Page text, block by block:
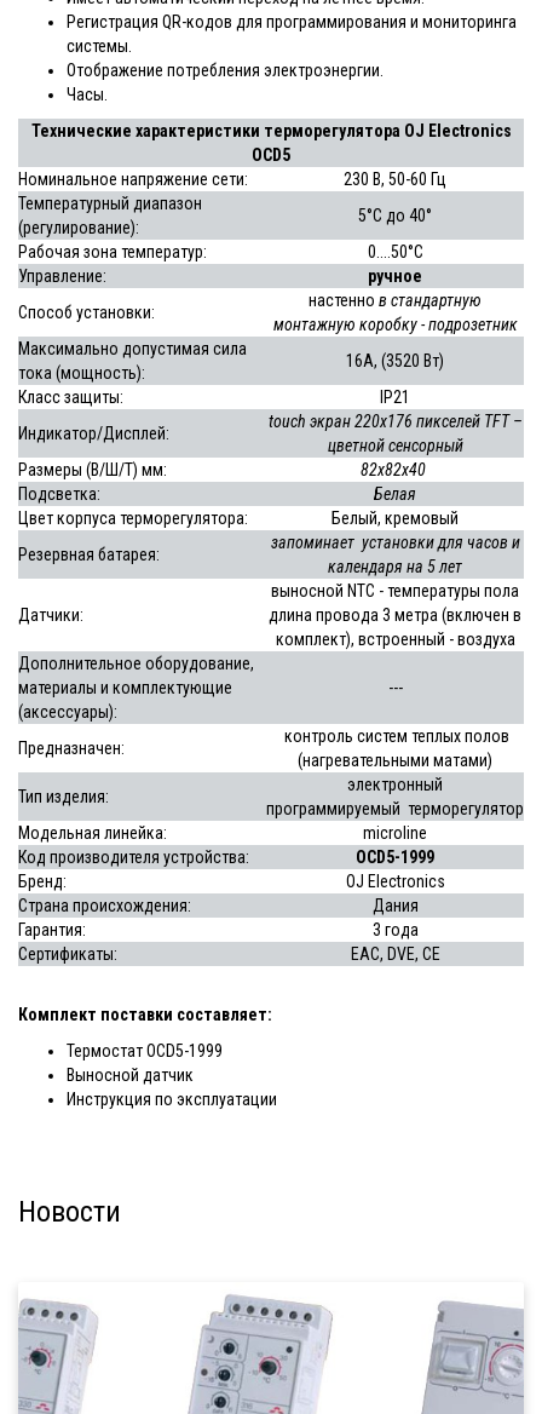
Регистрация QR-кодов для программирования и мониторинга
системы.
Отображение потребления электроэнергии.
Часы.
Технические характеристики терморегулятора OJ Electronics
OCD5
Номинальное напряжение сети:
230 В, 50-60 Гц
Температурный диапазон
(регулирование):
5°C до 40°
Рабочая зона температур:
0....50°С
Управление:
ручное
Способ установки:
настенно в стандартную
монтажную коробку - подрозетник
Максимально допустимая сила
тока (мощность):
16А, (3520 Вт)
Класс защиты:
IP21
Индикатор/Дисплей:
touch экран 220x176 пикселей TFT –
цветной сенсорный
Размеры (В/Ш/Т) мм:
82x82x40
Подсветка:
Белая
Цвет корпуса терморегулятора:
Белый, кремовый
Резервная батарея:
запоминает установки для часов и
календаря на 5 лет
Датчики:
выносной NTC - температуры пола
длина провода 3 метра (включен в
комплект), встроенный - воздуха
Дополнительное оборудование,
материалы и комплектующие
(аксессуары):
---
Предназначен:
контроль систем теплых полов
(нагревательными матами)
Тип изделия:
электронный
программируемый терморегулятор
Модельная линейка:
microline
Код производителя устройства:
OCD5-1999
Бренд:
OJ Electronics
Страна происхождения:
Дания
Гарантия:
3 года
Сертификаты:
EAC, DVE, CE
Комплект поставки составляет:
Термостат OCD5-1999
Выносной датчик
Инструкция по эксплуатации
Новости